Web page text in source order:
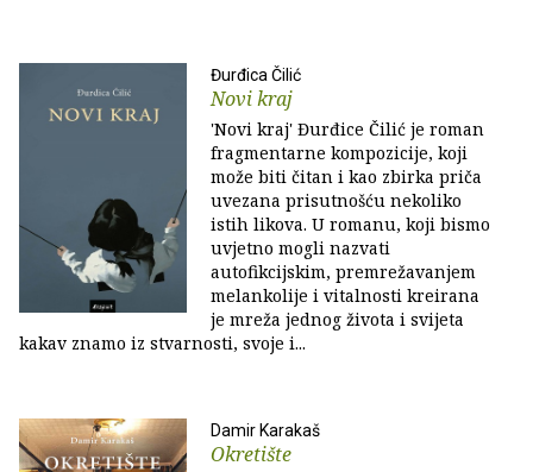
Đurđica Čilić
Novi kraj
'Novi kraj' Đurđice Čilić je roman
fragmentarne kompozicije, koji
može biti čitan i kao zbirka priča
uvezana prisutnošću nekoliko
istih likova. U romanu, koji bismo
uvjetno mogli nazvati
autofikcijskim, premrežavanjem
melankolije i vitalnosti kreirana
je mreža jednog života i svijeta
kakav znamo iz stvarnosti, svoje i...
Damir Karakaš
Okretište